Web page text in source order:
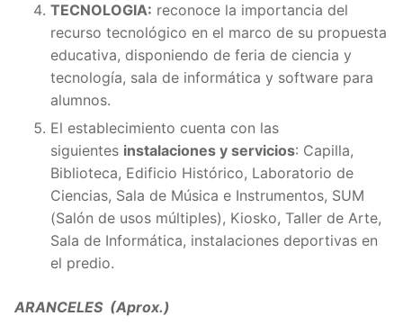
TECNOLOGIA: reconoce la importancia del
recurso tecnológico en el marco de su propuesta
educativa, disponiendo de feria de ciencia y
tecnología, sala de informática y software para
alumnos.
El establecimiento cuenta con las
siguientes instalaciones y servicios: Capilla,
Biblioteca, Edificio Histórico, Laboratorio de
Ciencias, Sala de Música e Instrumentos, SUM
(Salón de usos múltiples), Kiosko, Taller de Arte,
Sala de Informática, instalaciones deportivas en
el predio.
ARANCELES (Aprox.)